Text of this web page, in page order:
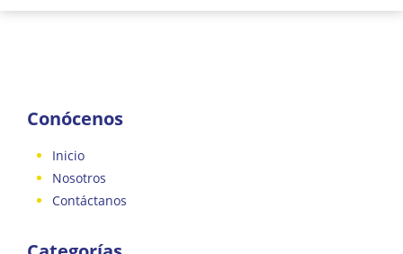
Conócenos
Inicio
Nosotros
Contáctanos